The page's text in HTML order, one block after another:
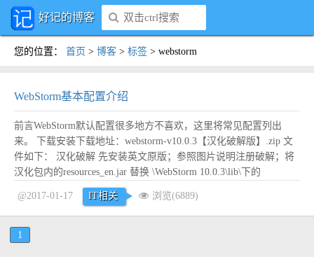
好记的博客
您的位置 ： 首页 > 博客 > 标签 > webstorm
WebStorm基本配置介绍
前言WebStorm默认配置很多地方不喜欢，这里将常见配置列出
来。 下载安装下载地址：webstorm-v10.0.3【汉化破解版】.zip 文
件如下： 汉化破解 先安装英文原版；参照图片说明注册破解；将
汉化包内的resources_en.jar 替换 \WebStorm 10.0.3\lib\下的
resources_en.jar，建议替换之前先备份一下旧文件，防止哪天想要
恢复到...
阅读全文
@2017-01-17 IT相关 浏览(6889)
1